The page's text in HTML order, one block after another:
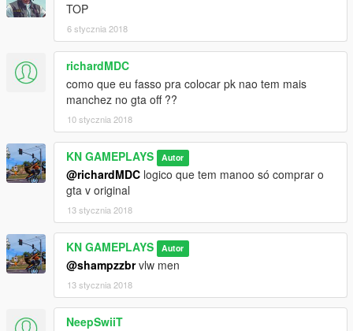
TOP
6 stycznia 2018
richardMDC
como que eu fasso pra colocar pk nao tem mais
manchez no gta off ??
10 stycznia 2018
KN GAMEPLAYS Autor
@richardMDC logico que tem manoo só comprar o
gta v original
13 stycznia 2018
KN GAMEPLAYS Autor
@shampzzbrvlw men
13 stycznia 2018
NeepSwiiT